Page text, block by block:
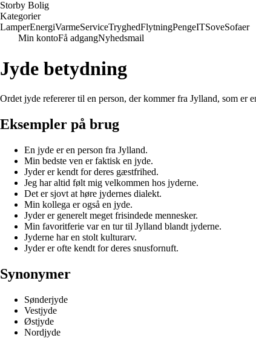
Storby Bolig
Kategorier
LamperEnergiVarmeServiceTryghedFlytningPengeITSoveSofaer
Min kontoFå adgangNyhedsmail
Jyde betydning
Ordet jyde refererer til en person, der kommer fra Jylland, som er
Eksempler på brug
En jyde er en person fra Jylland.
Min bedste ven er faktisk en jyde.
Jyder er kendt for deres gæstfrihed.
Jeg har altid følt mig velkommen hos jyderne.
Det er sjovt at høre jydernes dialekt.
Min kollega er også en jyde.
Jyder er generelt meget frisindede mennesker.
Min favoritferie var en tur til Jylland blandt jyderne.
Jyderne har en stolt kulturarv.
Jyder er ofte kendt for deres snusfornuft.
Synonymer
Sønderjyde
Vestjyde
Østjyde
Nordjyde